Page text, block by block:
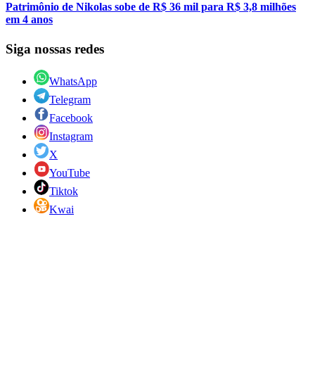
Patrimônio de Nikolas sobe de R$ 36 mil para R$ 3,8 milhões
em 4 anos
Siga nossas redes
WhatsApp
Telegram
Facebook
Instagram
X
YouTube
Tiktok
Kwai